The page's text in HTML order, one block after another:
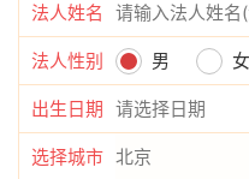
法人姓名
法人性别 男 女
出生日期
选择城市